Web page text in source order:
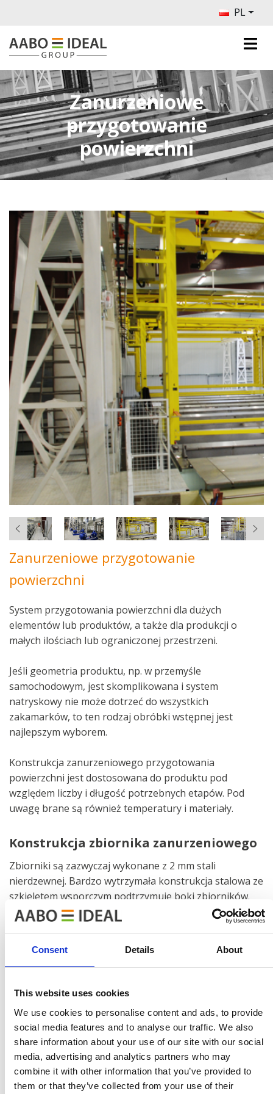
Consent Details About
This website uses cookies
We use cookies to personalise content and ads, to provide
social media features and to analyse our traffic. We also
share information about your use of our site with our social
media, advertising and analytics partners who may
combine it with other information that you’ve provided to
them or that they’ve collected from your use of their
PL
Zanurzeniowe
przygotowanie
powierzchni
Zanurzeniowe przygotowanie
powierzchni
System przygotowania powierzchni dla dużych
elementów lub produktów, a także dla produkcji o
małych ilościach lub ograniczonej przestrzeni.
Jeśli geometria produktu, np. w przemyśle
samochodowym, jest skomplikowana i system
natryskowy nie może dotrzeć do wszystkich
zakamarków, to ten rodzaj obróbki wstępnej jest
najlepszym wyborem.
Konstrukcja zanurzeniowego przygotowania
powierzchni jest dostosowana do produktu pod
względem liczby i długość potrzebnych etapów. Pod
uwagę brane są również temperatury i materiały.
Konstrukcja zbiornika zanurzeniowego
Zbiorniki są zazwyczaj wykonane z 2 mm stali
nierdzewnej. Bardzo wytrzymała konstrukcja stalowa ze
szkieletem wsporczym podtrzymuje boki zbiorników.
Izolacja
Ogrzewane zbiorniki są izolowane wełną mineralną o
grubości 75 mm i pokryte z zewnątrz panelami
być nielakierowane lub ocynkowane lub ze stali
szlachetnej.
W celu ułatwienia czyszczenia i opróżniania zbiorników,
w najniższym punkcie znajduje się króciec spustowy
wraz z zaworem.